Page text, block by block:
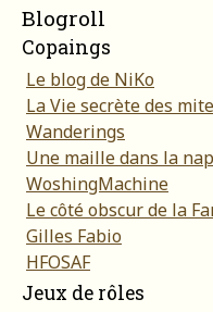
Blogroll
Copaings
Le blog de NiKo
La Vie secrète des
Wanderings
Une maille dans la
WoshingMachine
Le côté obscur de la
Gilles Fabio
HFOSAF
Jeux de rôles